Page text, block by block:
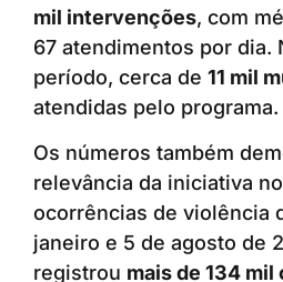
mil intervenções, com
67 atendimentos por dia.
período, cerca de 11 mil
atendidas pelo programa.
Os números também
relevância da iniciativa
ocorrências de violência
janeiro e 5 de agosto de
registrou mais de 134